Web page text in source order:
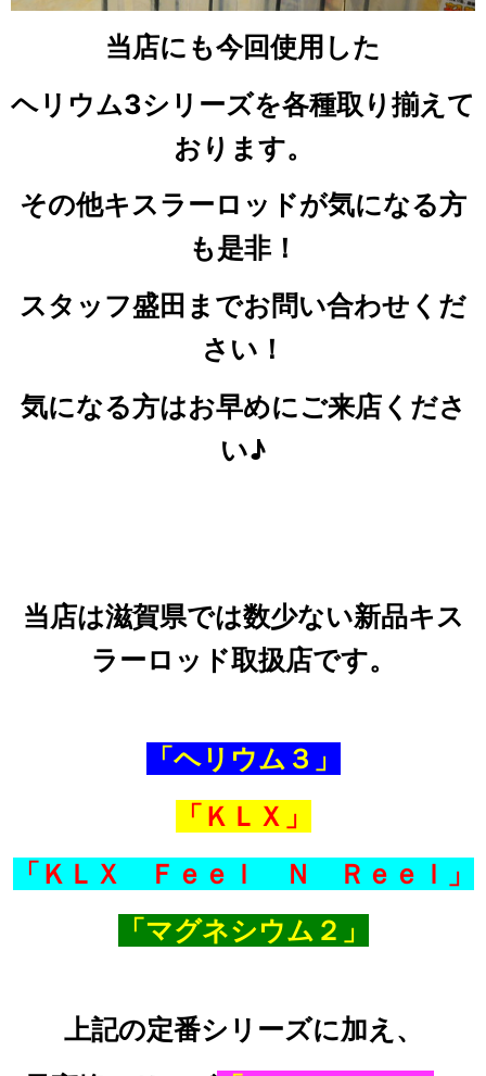
当店にも今回使用した
ヘリウム3シリーズを各種取り揃えて
おります。
その他キスラーロッドが気になる方
も是非！
スタッフ盛田までお問い合わせくだ
さい！
気になる方はお早めにご来店くださ
い♪
当店は滋賀県では数少ない新品キス
ラーロッド取扱店です。
「ヘリウム３」
「ＫＬＸ」
「ＫＬＸ Ｆｅｅｌ Ｎ Ｒｅｅｌ」
「マグネシウム２」
上記の定番シリーズに加え、